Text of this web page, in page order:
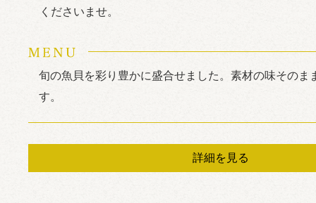
くださいませ。
旬の魚貝を彩り豊かに盛合せました。素材の味そのま
す。
詳細を見る